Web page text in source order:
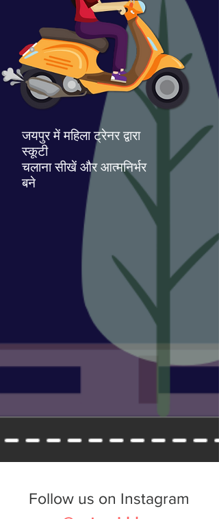
जयपुर में महिला ट्रेनर द्वारा
स्कूटी
चलाना सीखें और आत्मनिर्भर
बने
Follow us on Instagram